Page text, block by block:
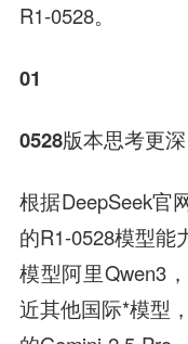
R1-0528。
01
0528版本思考更
根据DeepSeek官
的R1-0528模型能
模型阿里Qwen3
近其他国际*模型